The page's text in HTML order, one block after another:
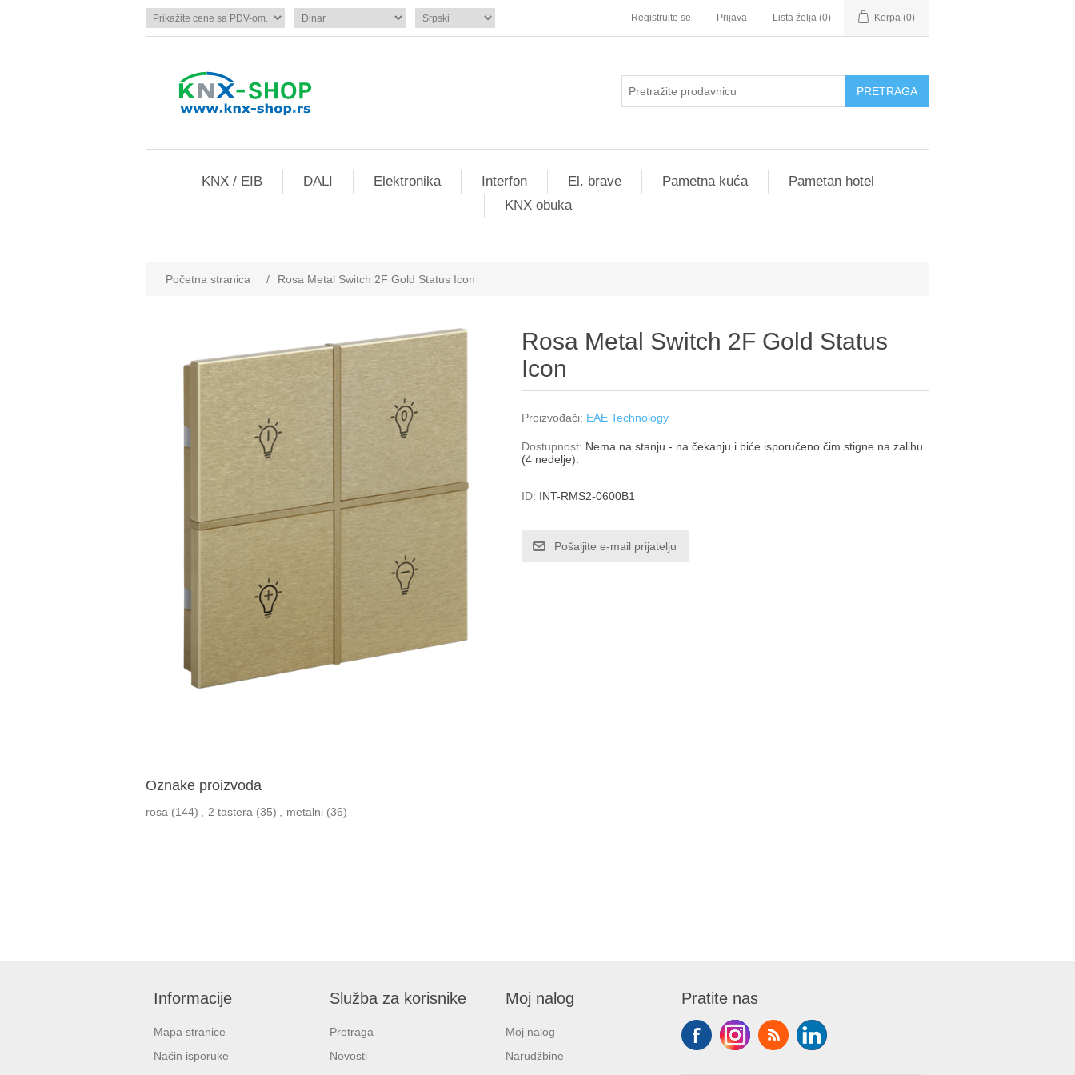
Registrujte se Prijava Lista želja (0) Korpa (0)
KNX / EIB DALI Elektronika Interfon El. brave Pametna kuća
Pametan hotel
KNX obuka
Početna stranica / Rosa Metal Switch 2F Gold Status Icon
Rosa Metal Switch 2F Gold Status
Icon
Proizvođači: EAE Technology
Dostupnost: Nema na stanju - na čekanju i biće isporučeno čim stigne na zalihu
(4 nedelje).
ID: INT-RMS2-0600B1
Oznake proizvoda
rosa (144) 2 tastera (35) metalni (36)
Informacije
Mapa stranice
Način isporuke
Služba za korisnike
Pretraga
Novosti
Moj nalog
Moj nalog
Narudžbine
Pratite nas